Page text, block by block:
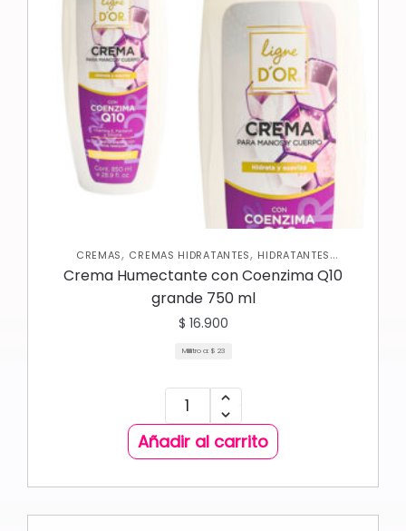
CREMAS, CREMAS HIDRATANTES, HIDRATANTES
CORPORALES,NUEVA COLECCIÓN SKIN CARE CORPORAL
Crema Humectante con Coenzima Q10
grande 750 ml
$ 16.900
Mililitro a: $ 23
Añadir al carrito